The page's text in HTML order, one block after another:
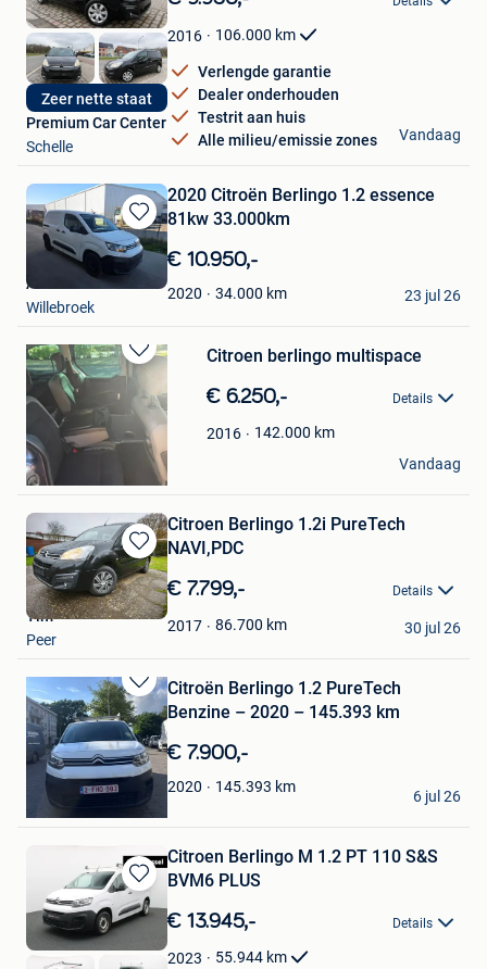
Mijn
Favorieten
Zeer nette staat
2016 106.000 km
Verlengde garantie
Dealer onderhouden
Testrit aan huis
Alle milieu/emissie zones
Premium Car Center
Schelle
Vandaag
Bewaren
in
Mijn
Favorieten
2020 Citroën Berlingo 1.2 essence
81kw 33.000km
€ 10.950,-
2020 34.000 km
Autokarina1
Willebroek
23 jul 26
Bewaren
Mijn
Favorieten
Citroen berlingo multispace
€ 6.250,- Details
2016 142.000 km
Wendy
Wilrijk
Vandaag
Bewaren
in
Mijn
Favorieten
Citroen Berlingo 1.2i PureTech
NAVI,PDC
€ 7.799,- Details
2017 86.700 km
Tim
Peer
30 jul 26
Bewaren
in
Mijn
Favorieten
Citroën Berlingo 1.2 PureTech
Benzine – 2020 – 145.393 km
€ 7.900,-
2020 145.393 km
francisco
Merksem
6 jul 26
Bewaren
in
Mijn
Favorieten
Citroen Berlingo M 1.2 PT 110 S&S
BVM6 PLUS
€ 13.945,- Details
2023 55.944 km